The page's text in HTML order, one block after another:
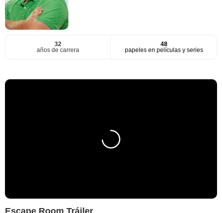
32
años de carrera
48
papeles en películas y series
Escape Room Tráiler